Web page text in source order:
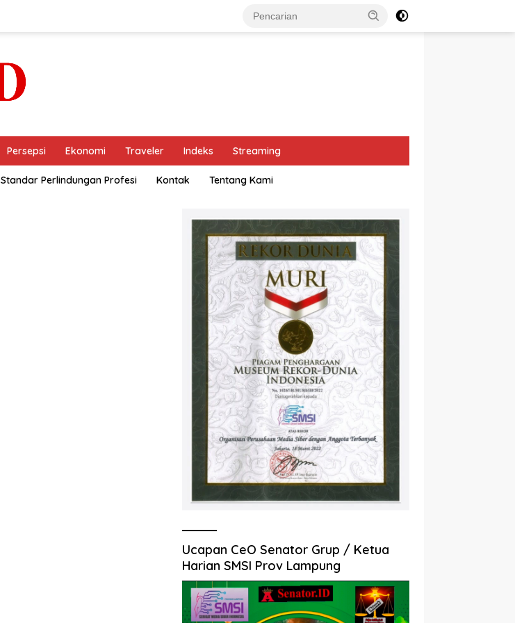
Persepsi Ekonomi Traveler Indeks Streaming
Standar Perlindungan Profesi Kontak Tentang Kami
Ucapan CeO Senator Grup / Ketua
Harian SMSI Prov Lampung